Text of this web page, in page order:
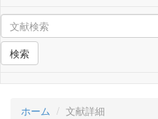
検索
ホーム 文献詳細